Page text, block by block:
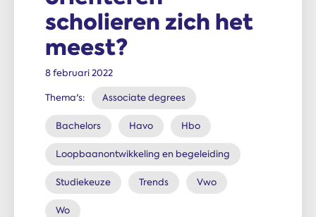
scholieren zich het
meest?
8 februari 2022
Thema's: Associate degrees
Bachelors Havo Hbo
Loopbaanontwikkeling en begeleiding
Studiekeuze Trends Vwo
Wo